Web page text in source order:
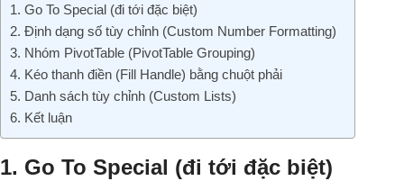
1. Go To Special (đi tới đặc biệt)
2. Định dạng số tùy chỉnh (Custom Number Formatting)
3. Nhóm PivotTable (PivotTable Grouping)
4. Kéo thanh điền (Fill Handle) bằng chuột phải
5. Danh sách tùy chỉnh (Custom Lists)
6. Kết luận
1. Go To Special (đi tới đặc biệt)